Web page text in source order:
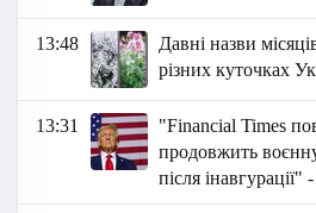
13:48
Давні назви
різних куточках
13:31
"Financial Times
продовжить
після